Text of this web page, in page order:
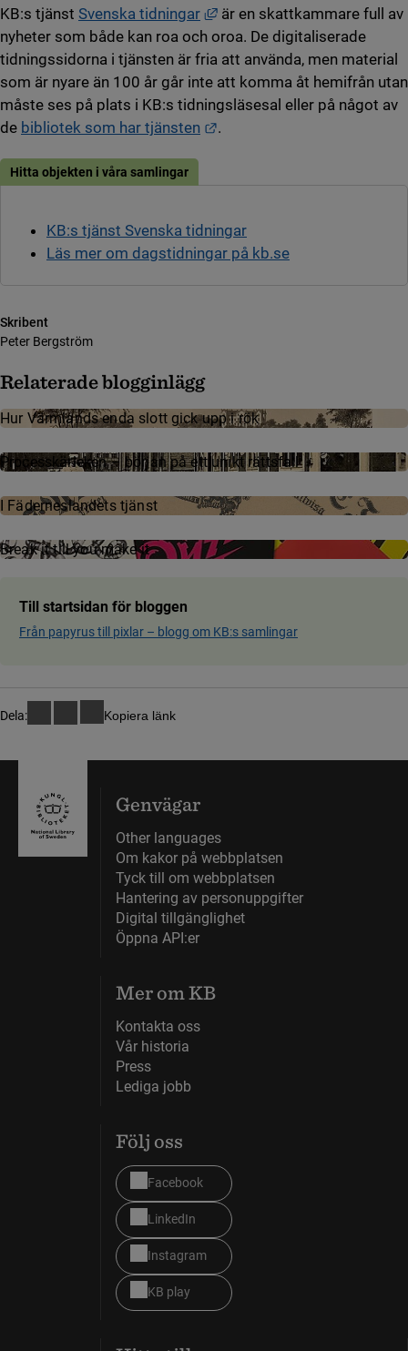
KB:s tjänst Svenska tidningar Länk till annan webbplats,
är en skattkammare full av
nyheter som både kan roa och oroa. De digitaliserade
tidningssidorna i tjänsten är fria att använda, men material
som är nyare än 100 år går inte att komma åt hemifrån utan
måste ses på plats i KB:s tidningsläsesal eller på något av
de bibliotek som har tjänsten Länk till annan webbplats.
.
Hitta objekten i våra samlingar
KB:s tjänst Svenska tidningar
Läs mer om dagstidningar på kb.se
Skribent
Peter Bergström
Relaterade blogginlägg
Hur Värmlands enda slott gick upp i rök
Processkärleken – början på ett unikt rättsfall
I Fäderneslandets tjänst
Break­ it till you make it
Till startsidan för bloggen
Från papyrus till pixlar ­– blog­g om KB:s samling­ar
Dela: Kopiera länk
Genvägar
Other languages
Om kakor på webbplatsen
Tyck till om webbplatsen
Hantering av personuppgifter
Digital tillgänglighet
Öppna API:er
Mer om KB
Kontakta oss
Vår historia
Press
Lediga jobb
Följ oss
Facebook
LinkedIn
Instagram
KB play